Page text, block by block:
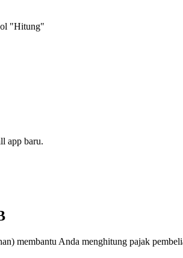
"Hitung"
app baru.
membantu Anda menghitung pajak